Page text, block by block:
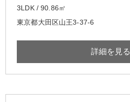
3LDK / 90.86㎡
東京都大田区山王3-37-6
詳細を見る